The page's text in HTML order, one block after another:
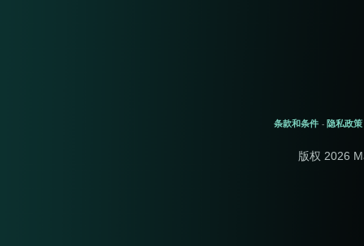
条款和条件 - 隐私政策
版权 2026